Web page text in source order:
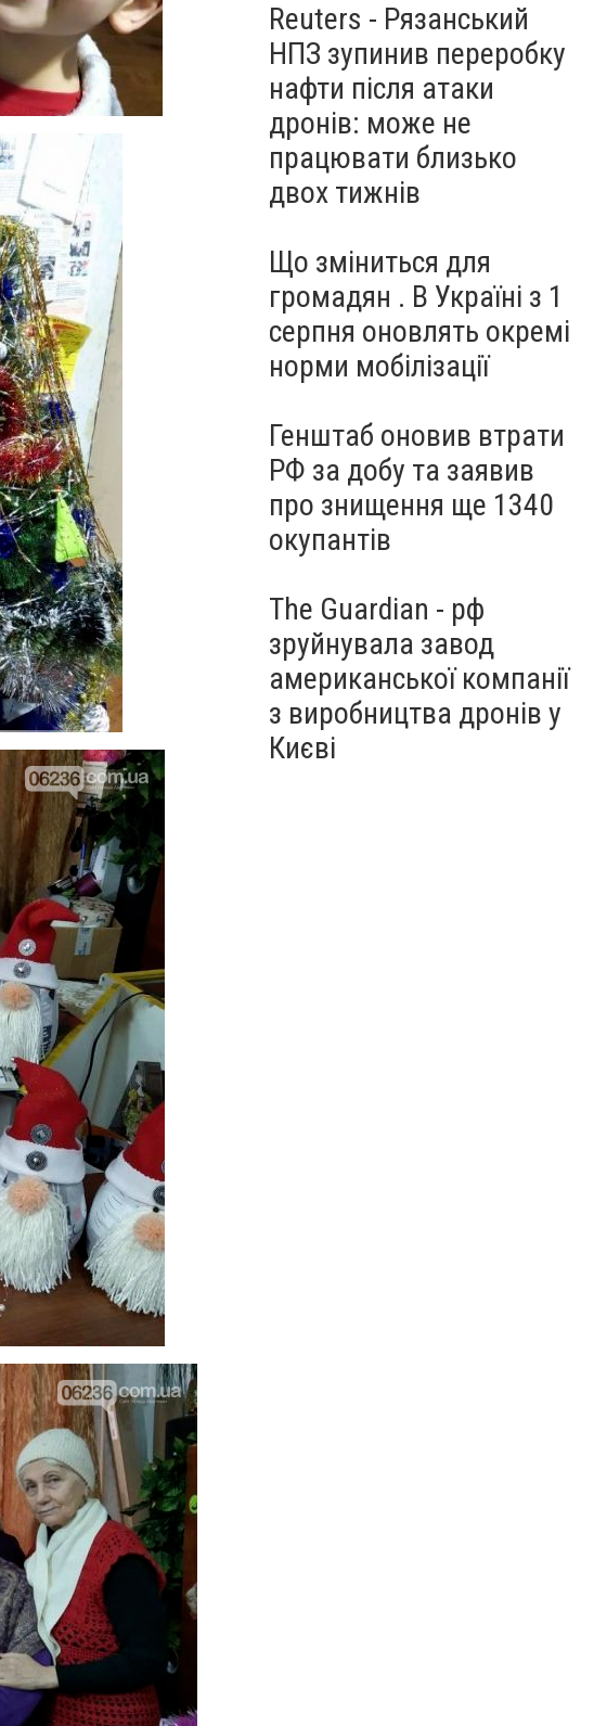
Reuters - Рязанський
НПЗ зупинив переробку
нафти після атаки
дронів: може не
працювати близько
двох тижнів
Що зміниться для
громадян . В Україні з 1
серпня оновлять окремі
норми мобілізації
Генштаб оновив втрати
РФ за добу та заявив
про знищення ще 1340
окупантів
The Guardian - рф
зруйнувала завод
американської компанії
з виробництва дронів у
Києві